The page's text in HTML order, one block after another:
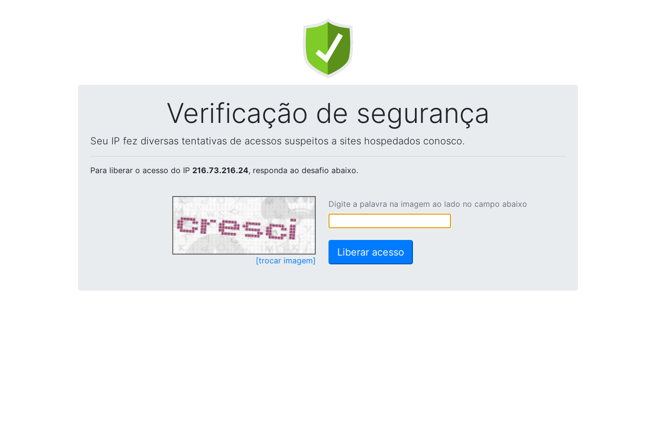
Verificação de segurança
Seu IP fez diversas tentativas de acessos suspeitos a sites hospedados conosco.
Para liberar o acesso do IP 216.73.216.24, responda ao desafio abaixo.
[trocar imagem]
Digite a palavra na imagem ao lado no campo abaixo